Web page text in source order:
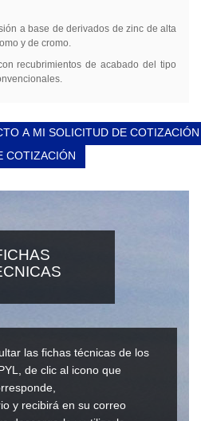
a base de derivados de zinc de alta
y de cromo.
recubrimientos de acabado del tipo
A MI SOLICITUD DE COTIZACIÓN
COTIZACIÓN
las fichas técnicas de los
de clic al icono que
y recibirá en su correo